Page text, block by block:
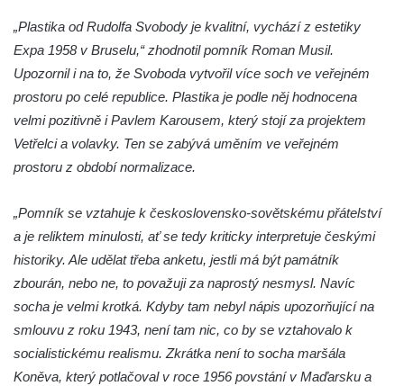
domě čp. 37 v ulici Betlém v Římově
Pomník na paměť zrušení roboty v Plavu
Socha vodníka v Plavu
Pamětní deska Johanna Nepomuka
května v Rumburku
Pamětní deska Johanna Neumanna
severně od Tokáně
Obrázek svatého Huberta na buku svatého
Huberta
Obrázek svatého Jakuba na skále u cesty
„Plastika od Rudolfa Svobody je kvalitní, vychází z estetiky
Expa 1958 v Bruselu,“ zhodnotil pomník Roman Musil.
Upozornil i na to, že Svoboda vytvořil více soch ve veřejném
prostoru po celé republice. Plastika je podle něj hodnocena
velmi pozitivně i Pavlem Karousem, který stojí za projektem
Vetřelci a volavky. Ten se zabývá uměním ve veřejném
prostoru z období normalizace.
„Pomník se vztahuje k československo-sovětskému přátelství
a je reliktem minulosti, ať se tedy kriticky interpretuje českými
historiky. Ale udělat třeba anketu, jestli má být památník
zbourán, nebo ne, to považuji za naprostý nesmysl. Navíc
socha je velmi krotká. Kdyby tam nebyl nápis upozorňující na
smlouvu z roku 1943, není tam nic, co by se vztahovalo k
socialistickému realismu. Zkrátka není to socha maršála
Koněva, který potlačoval v roce 1956 povstání v Maďarsku a